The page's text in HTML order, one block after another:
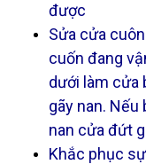
được
Sửa cửa
cuốn đang
dưới làm cửa
gãy nan.
nan cửa đứt
Khắc phục